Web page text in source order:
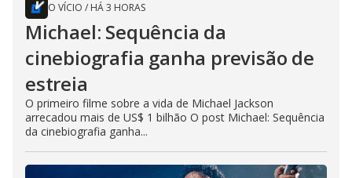
O VÍCIO / HÁ 3 HORAS
Michael: Sequência da
cinebiografia ganha previsão de
estreia
O primeiro filme sobre a vida de Michael Jackson
arrecadou mais de US$ 1 bilhão O post Michael: Sequência
da cinebiografia ganha...